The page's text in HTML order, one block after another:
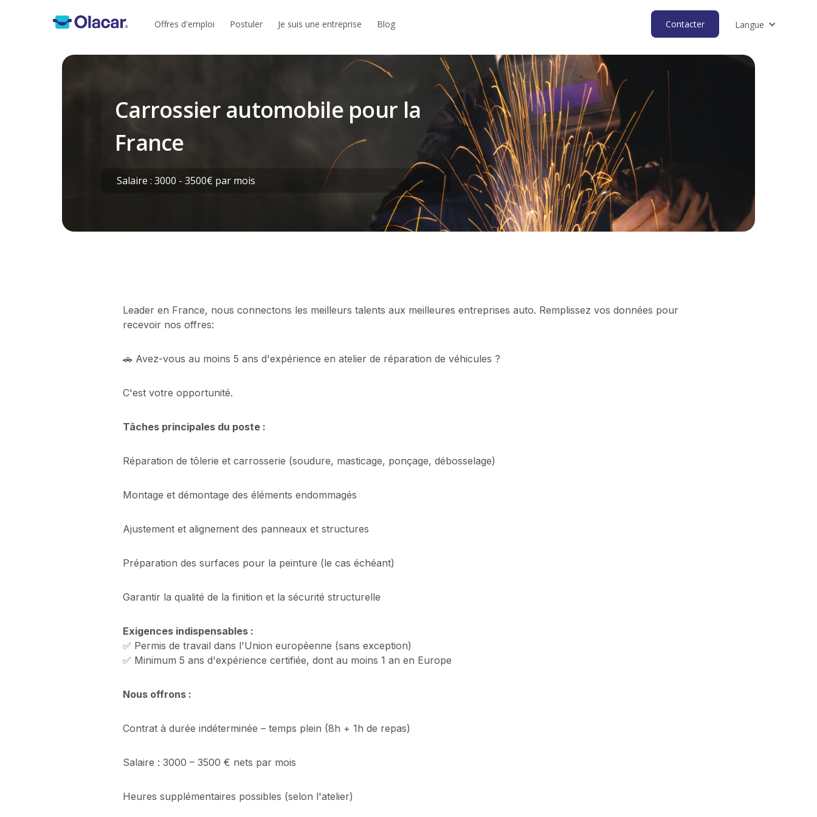
Offres d'emploi Postuler Je suis une entreprise Blog Contacter Langue
Carrossier automobile pour la
France
Salaire : 3000 - 3500€ par mois
Leader en France, nous connectons les meilleurs talents aux meilleures entreprises auto. Remplissez vos données pour
recevoir nos offres:
🚗 Avez-vous au moins 5 ans d'expérience en atelier de réparation de véhicules ?
C'est votre opportunité.
Tâches principales du poste :
Réparation de tôlerie et carrosserie (soudure, masticage, ponçage, débosselage)
Montage et démontage des éléments endommagés
Ajustement et alignement des panneaux et structures
Préparation des surfaces pour la peinture (le cas échéant)
Garantir la qualité de la finition et la sécurité structurelle
Exigences indispensables :
✅ Permis de travail dans l'Union européenne (sans exception)
✅ Minimum 5 ans d'expérience certifiée, dont au moins 1 an en Europe
Nous offrons :
Contrat à durée indéterminée – temps plein (8h + 1h de repas)
Salaire : 3000 – 3500 € nets par mois
Heures supplémentaires possibles (selon l'atelier)